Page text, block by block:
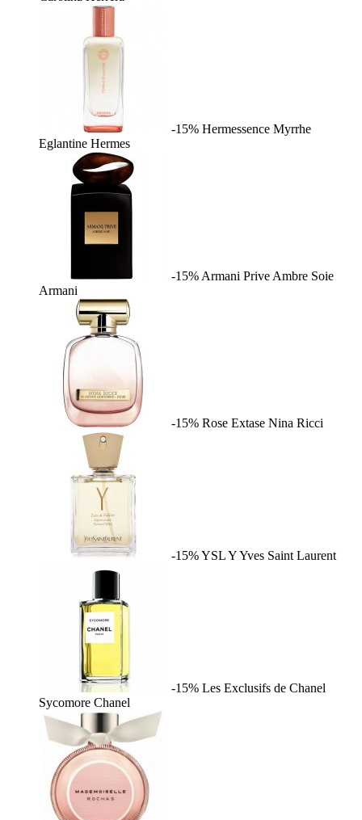
-15% Hermessence Myrrhe
Eglantine Hermes
-15% Armani Prive Ambre Soie
Armani
-15% Rose Extase Nina Ricci
-15%YSL YYves Saint Laurent
-15% Les Exclusifs de Chanel
Sycomore Chanel